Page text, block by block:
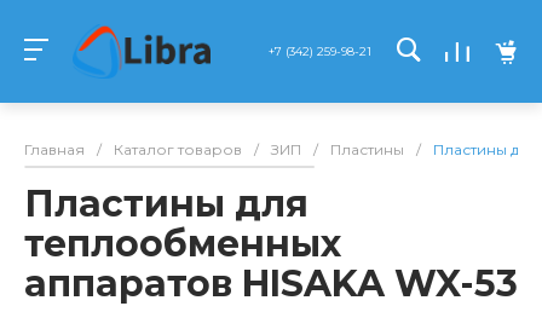
+7 (342) 259-98-21
Главная / Каталог товаров / ЗИП / Пластины / Пластины
Пластины для
теплообменных
аппаратов HISAKA WX-53